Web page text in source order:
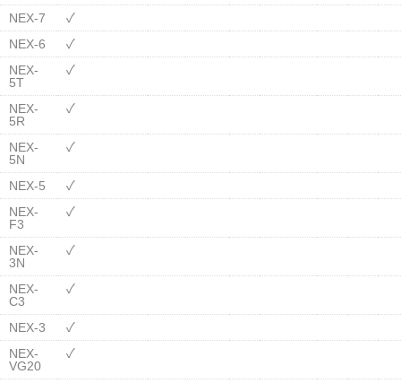
NEX-7
✓
NEX-6
✓
NEX-
5T
✓
NEX-
5R
✓
NEX-
5N
✓
NEX-5
✓
NEX-
F3
✓
NEX-
3N
✓
NEX-
C3
✓
NEX-3
✓
NEX-
VG20
✓